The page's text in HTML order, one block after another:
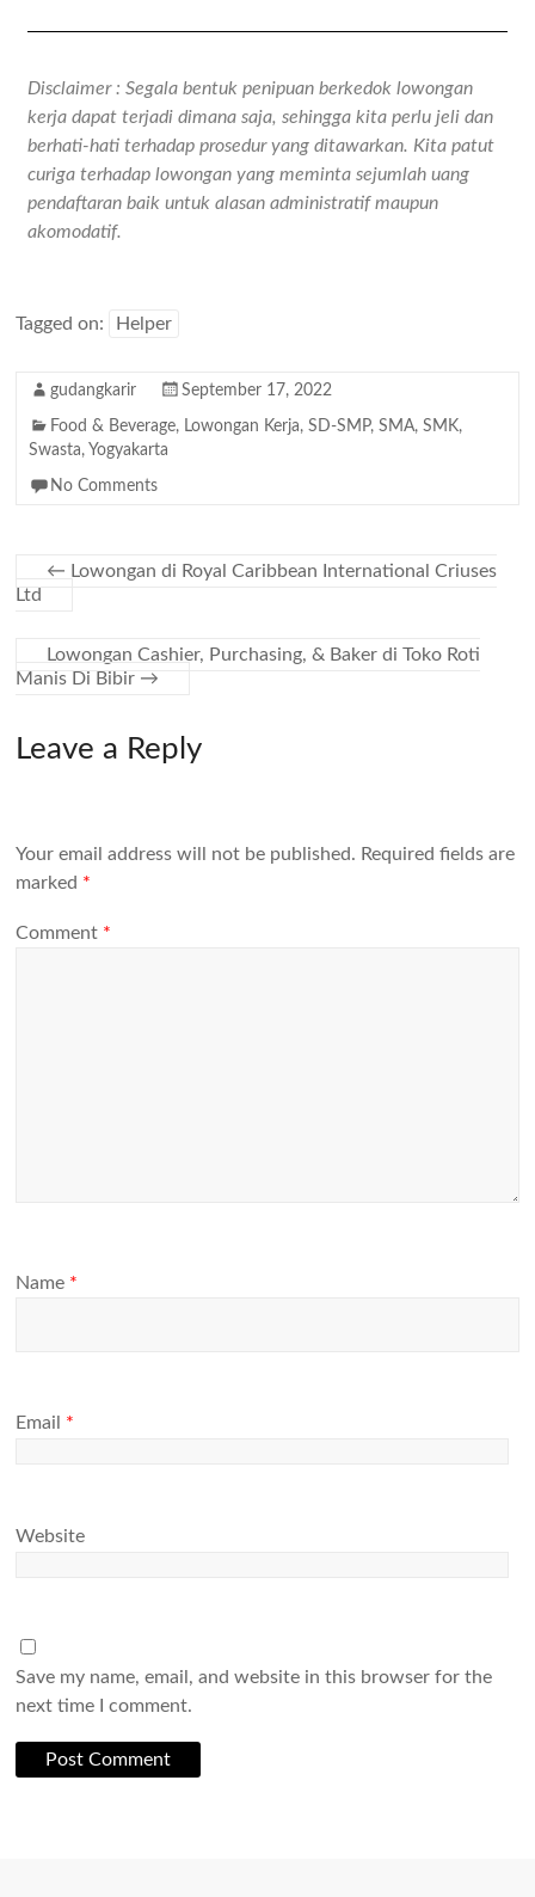
Disclaimer : Segala bentuk penipuan berkedok lowongan
kerja dapat terjadi dimana saja, sehingga kita perlu jeli dan
berhati-hati terhadap prosedur yang ditawarkan. Kita patut
curiga terhadap lowongan yang meminta sejumlah uang
pendaftaran baik untuk alasan administratif maupun
akomodatif.
Tagged on: Helper
gudangkarir September 17, 2022
Food & Beverage, Lowongan Kerja,SD-SMP,SMA,SMK,
Swasta, Yogyakarta
No Comments
← Lowongan di Royal Caribbean International Criuses
Ltd
Lowongan Cashier, Purchasing, & Baker di Toko Roti
Manis Di Bibir →
Leave a Reply
Your email address will not be published. Required fields are
marked *
Comment *
Name *
Email *
Website
Save my name, email, and website in this browser for the
next time I comment.